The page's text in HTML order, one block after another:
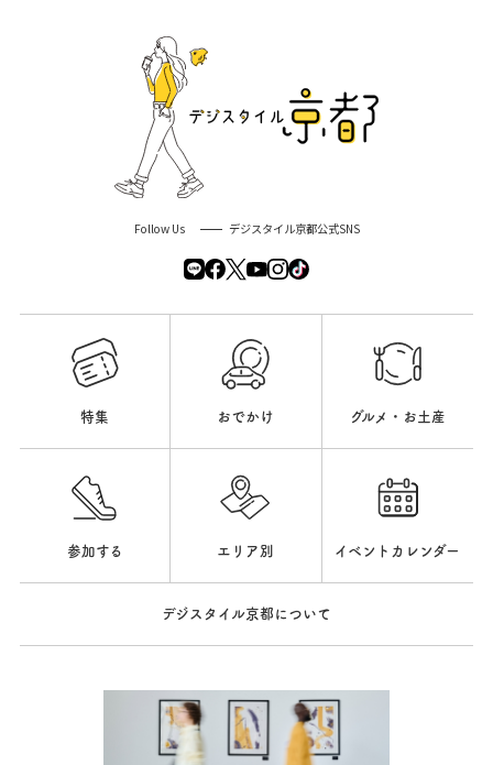
Follow Us デジスタイル京都公式SNS
特集 おでかけ グルメ・お土産
参加する エリア別 イベントカレンダー
デジスタイル京都について